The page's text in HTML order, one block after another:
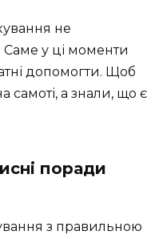
не
Саме у ці моменти
допомогти. Щоб
самоті, а знали, що є
поради
з правильною